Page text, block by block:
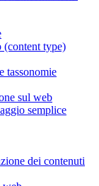
(content type)
tassonomie
sul web
semplice
dei contenuti